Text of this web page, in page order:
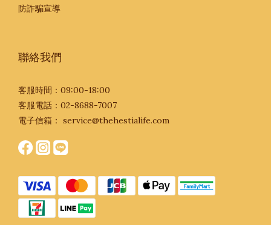
防詐騙宣導
聯絡我們
客服時間：09:00-18:00
客服電話：02-8688-7007
電子信箱： service@thehestialife.com